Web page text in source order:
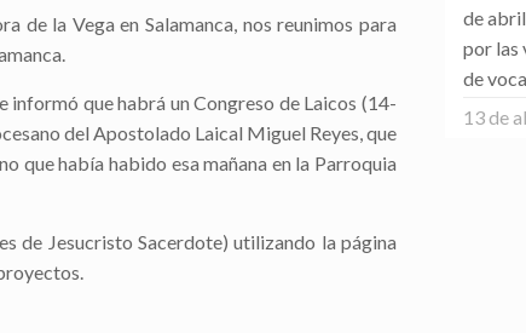
de la Vega en Salamanca, nos reunimos para
informó que habrá un Congreso de Laicos (14-
del Apostolado Laical Miguel Reyes, que
que había habido esa mañana en la Parroquia
de Jesucristo Sacerdote) utilizando la página
de
por las
de
13 de